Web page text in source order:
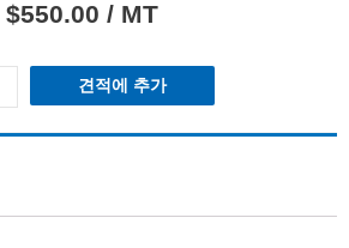
$550.00 / MT
견적에 추가